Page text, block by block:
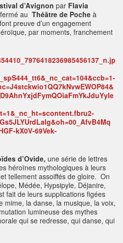
d’Avignon par Flavia
au Théâtre de Poche à
font preuve d’un engagement
par moments, franchement
d’Ovide, une série de lettres
héroïnes mythologiques à leurs
tellement assoiffés de gloire. On
Médée, Hypsipyle, Déjanire,
fait de leurs supplications figées
mime, la danse, la musique, la voix,
lumineuse des mythes
qui se redresse, qui danse, qui